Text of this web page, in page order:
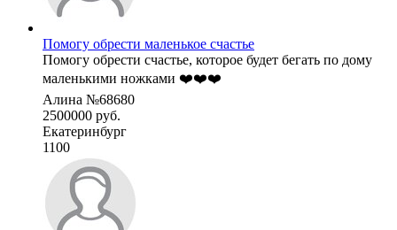
Помогу обрести маленькое счастье
Помогу обрести счастье, которое будет бегать по дому
маленькими ножками ❤️❤️❤️
Алина №68680
2500000 руб.
Екатеринбург
1100